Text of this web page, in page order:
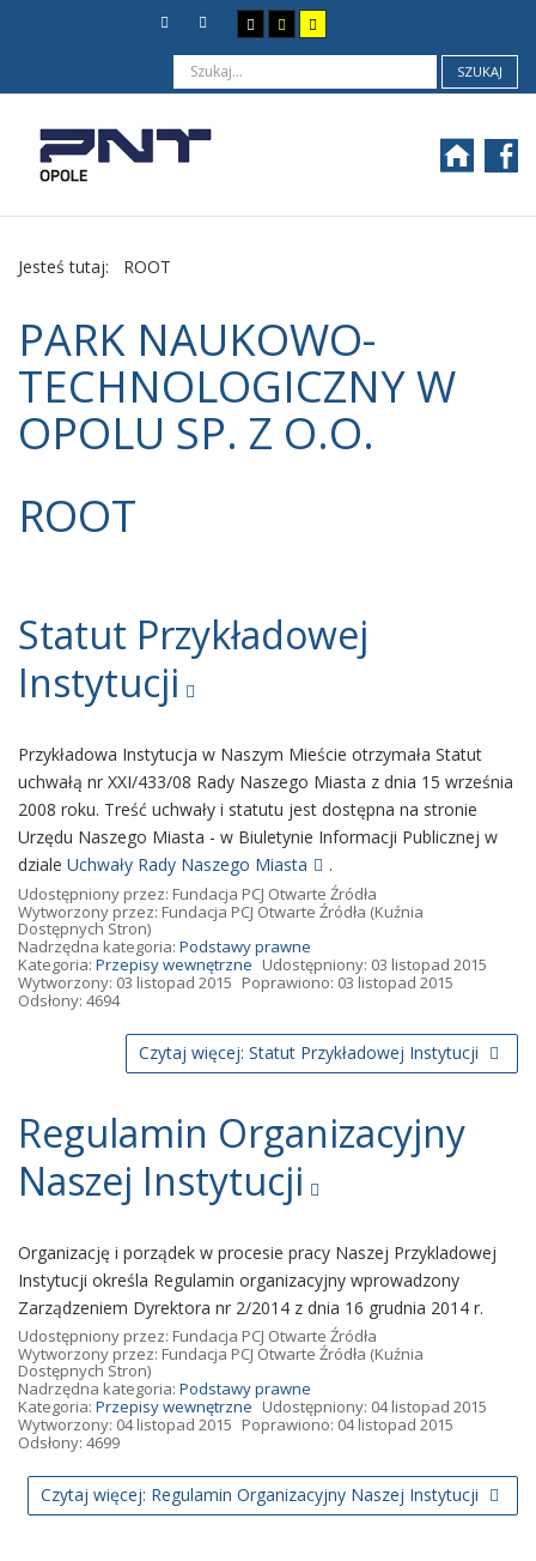
SZUKAJ
Jesteś tutaj: ROOT
PARK NAUKOWO-
TECHNOLOGICZNY W
OPOLU SP. Z O.O.
ROOT
Statut Przykładowej
Instytucji
Przykładowa Instytucja w Naszym Mieście otrzymała Statut
uchwałą nr XXI/433/08 Rady Naszego Miasta z dnia 15 września
2008 roku. Treść uchwały i statutu jest dostępna na stronie
Urzędu Naszego Miasta - w Biuletynie Informacji Publicznej w
dziale Uchwały Rady Naszego Miasta .
Udostępniony przez: Fundacja PCJ Otwarte Źródła
Wytworzony przez: Fundacja PCJ Otwarte Źródła (Kuźnia
Dostępnych Stron)
Nadrzędna kategoria: Podstawy prawne
Kategoria: Przepisy wewnętrzne Udostępniony: 03 listopad 2015
Wytworzony: 03 listopad 2015 Poprawiono: 03 listopad 2015
Odsłony: 4694
Czytaj więcej: Statut Przykładowej Instytucji
Regulamin Organizacyjny
Naszej Instytucji
Organizację i porządek w procesie pracy Naszej Przykladowej
Instytucji określa Regulamin organizacyjny wprowadzony
Zarządzeniem Dyrektora nr 2/2014 z dnia 16 grudnia 2014 r.
Udostępniony przez: Fundacja PCJ Otwarte Źródła
Wytworzony przez: Fundacja PCJ Otwarte Źródła (Kuźnia
Dostępnych Stron)
Nadrzędna kategoria: Podstawy prawne
Kategoria: Przepisy wewnętrzne Udostępniony: 04 listopad 2015
Wytworzony: 04 listopad 2015 Poprawiono: 04 listopad 2015
Odsłony: 4699
Czytaj więcej: Regulamin Organizacyjny Naszej Instytucji